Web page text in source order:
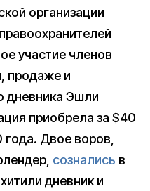
организации
участие членов
продаже и
дневника Эшли
приобрела за $40
Двое воров,
сознались в
дневник и